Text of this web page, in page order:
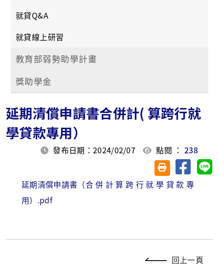
就貸Q&A
就貸線上研習
教育部弱勢助學計畫
獎助學金
延期清償申請書合併計( 算跨行就
學貸款專用）
發布日期：2024/02/07 點閱 ：238
友善列印(另開視
分享至
延期清償申請書（合 併 計 算 跨 行 就 學 貸 款 專
用）.pdf
回上一頁